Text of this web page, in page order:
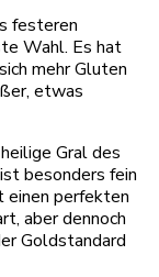
festeren
Wahl. Es hat
mehr Gluten
etwas
Gral des
besonders fein
einen perfekten
aber dennoch
Goldstandard